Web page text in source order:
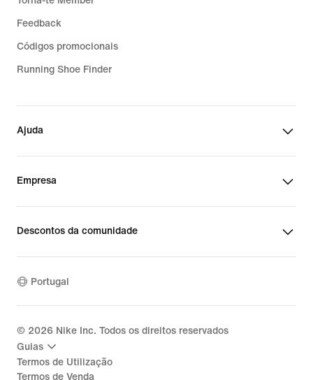
Feedback
Códigos promocionais
Running Shoe Finder
Ajuda
Empresa
Descontos da comunidade
Portugal
© 2026 Nike Inc. Todos os direitos reservados
Guias
Termos de Utilização
Termos de Venda